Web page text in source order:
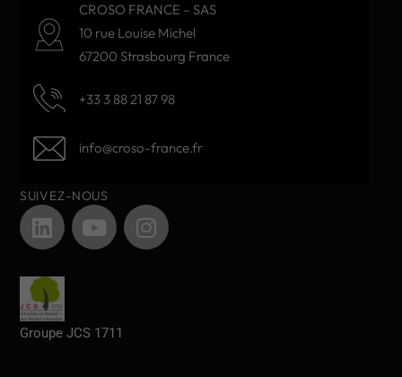
CROSO FRANCE – SAS
10 rue Louise Michel
67200 Strasbourg France
+33 3 88 21 87 98
info@croso-france.fr
SUIVEZ-NOUS
Groupe JCS 1711